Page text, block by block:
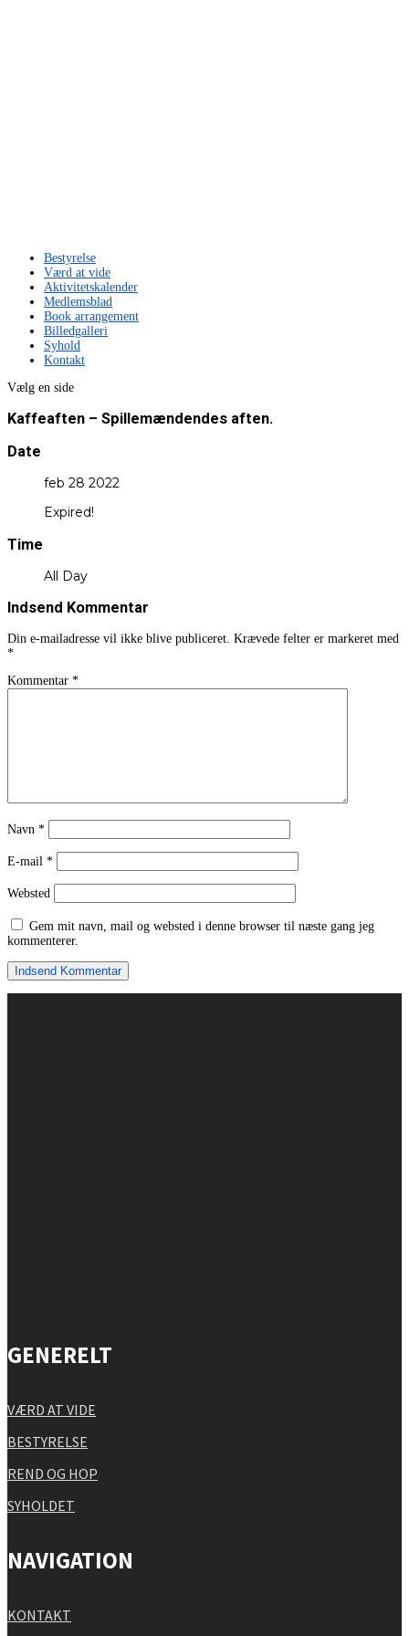
Bestyrelse
Værd at vide
Aktivitetskalender
Medlemsblad
Book arrangement
Billedgalleri
Syhold
Kontakt
Vælg en side
Kaffeaften – Spillemændendes aften.
Date
feb 28 2022
Expired!
Time
All Day
Indsend Kommentar
Din e-mailadresse vil ikke blive publiceret. Krævede felter er markeret med
*
Kommentar *
Navn *
E-mail *
Websted
Gem mit navn, mail og websted i denne browser til næste gang jeg
kommenterer.
GENERELT
VÆRD AT VIDE
BESTYRELSE
REND OG HOP
SYHOLDET
NAVIGATION
KONTAKT